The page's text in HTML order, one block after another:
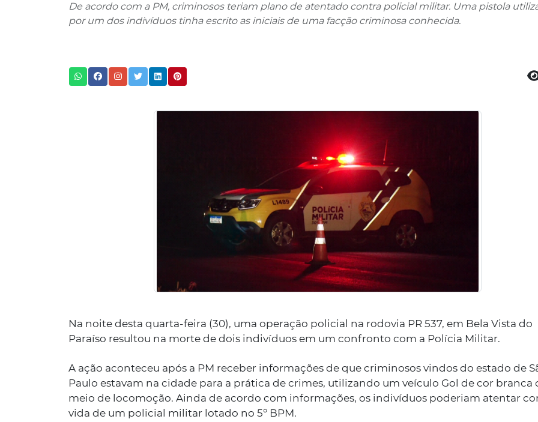
De acordo com a PM, criminosos teriam plano de atentado contra policial militar. Uma pistola
por um dos indivíduos tinha escrito as iniciais de uma facção criminosa conhecida.
Na noite desta quarta-feira (30), uma operação policial na rodovia PR 537, em Bela Vista do
Paraíso resultou na morte de dois indivíduos em um confronto com a Polícia Militar.
A ação aconteceu após a PM receber informações de que criminosos vindos do estado de
Paulo estavam na cidade para a prática de crimes, utilizando um veículo Gol de cor branca
meio de locomoção. Ainda de acordo com informações, os indivíduos poderiam atentar
vida de um policial militar lotado no 5° BPM.